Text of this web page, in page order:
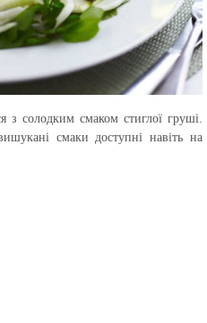
з солодким смаком стиглої груші.
смаки доступні навіть на